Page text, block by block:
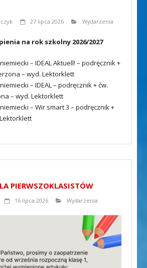
27 lipca 2026 Wydarzenia
na rok szkolny 2026/2027
– IDEAL Aktuell! – podręcznik +
– wyd. Lektorklett
– IDEAL – podręcznik + ćw.
– wyd. Lektorklett
– Wir smart 3 – podręcznik +
PIERWSZOKLASISTÓW
16 lipca 2026 Wydarzenia